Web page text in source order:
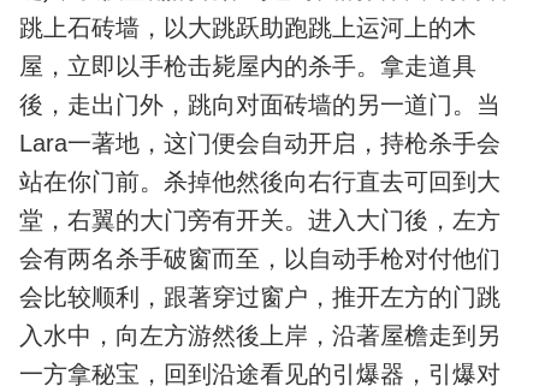
跳上石砖墙，以大跳跃助跑跳上运河上的木
屋，立即以手枪击毙屋内的杀手。拿走道具
後，走出门外，跳向对面砖墙的另一道门。当
Lara一著地，这门便会自动开启，持枪杀手会
站在你门前。杀掉他然後向右行直去可回到大
堂，右翼的大门旁有开关。进入大门後，左方
会有两名杀手破窗而至，以自动手枪对付他们
会比较顺利，跟著穿过窗户，推开左方的门跳
入水中，向左方游然後上岸，沿著屋檐走到另
一方拿秘宝，回到沿途看见的引爆器，引爆对